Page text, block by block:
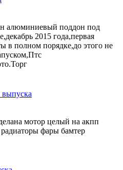
алюминиевый поддон под
2015 года,первая
в полном порядке,до этого не
мотор целый на акпп
фары бамтер